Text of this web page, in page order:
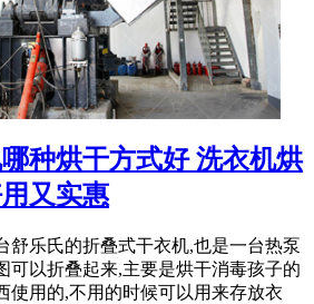
种烘干方式好 洗衣机烘
又实惠
舒乐氏的折叠式干衣机,也是一台热泵
可以折叠起来,主要是烘干消毒孩子的
使用的,不用的时候可以用来存放衣